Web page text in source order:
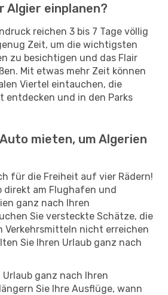
Algier einplanen?
reichen 3 bis 7 Tage völlig
Zeit, um die wichtigsten
zu besichtigen und das Flair
Mit etwas mehr Zeit können
Viertel eintauchen, die
entdecken und in den Parks
mieten, um Algerien
für die Freiheit auf vier Rädern!
direkt am Flughafen und
ganz nach Ihren
Sie versteckte Schätze, die
Verkehrsmitteln nicht erreichen
Sie Ihren Urlaub ganz nach
ganz nach Ihren
Sie Ihre Ausflüge, wann